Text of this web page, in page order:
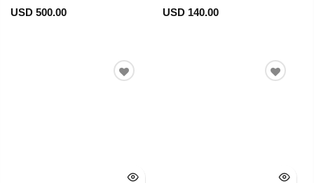
USD 500.00 USD 140.00